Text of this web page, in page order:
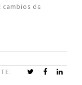
cambios de